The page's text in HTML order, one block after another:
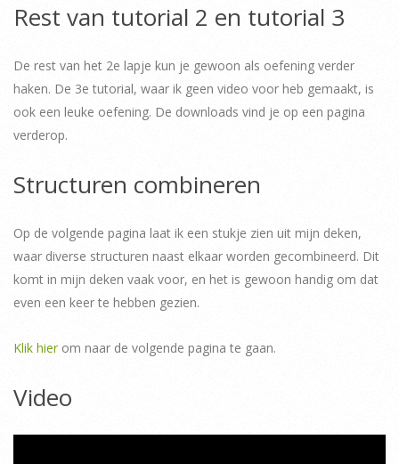
Rest van tutorial 2 en tutorial 3
De rest van het 2e lapje kun je gewoon als oefening verder
haken. De 3e tutorial, waar ik geen video voor heb gemaakt, is
ook een leuke oefening. De downloads vind je op een pagina
verderop.
Structuren combineren
Op de volgende pagina laat ik een stukje zien uit mijn deken,
waar diverse structuren naast elkaar worden gecombineerd. Dit
komt in mijn deken vaak voor, en het is gewoon handig om dat
even een keer te hebben gezien.
Klik hierom naar de volgende pagina te gaan.
Video